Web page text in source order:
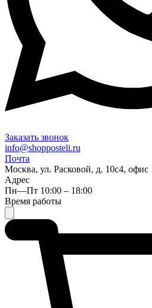
Заказать звонок
info@shopposteli.ru
Почта
Москва, ул. Расковой, д. 10с4, офис
Адрес
Пн—Пт 10:00 – 18:00
Время работы